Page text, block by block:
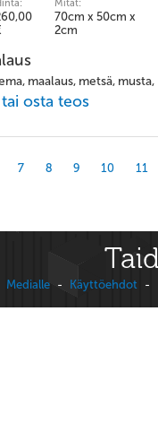
Mitat:
70cm x 50cm x
2cm
maalaus, metsä,
osta teos
7 8 9 10 11
Medialle - Käyttöehdot -